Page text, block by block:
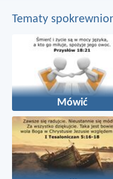
Tematy
Mówić